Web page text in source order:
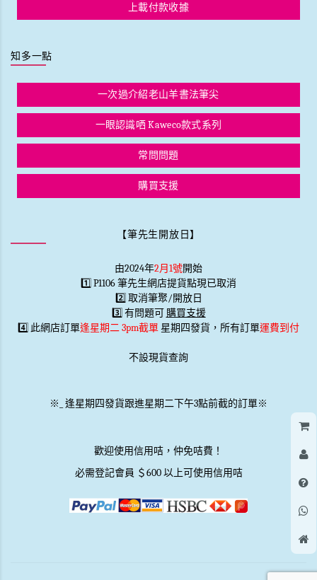
上載付款收據
知多一點
一次過介紹老山羊書法筆尖
一眼認識哂 Kaweco款式系列
常問問題
購買支援
【筆先生開放日】
由2024年2月1號開始
1️⃣ P1106 筆先生網店提貨點現已取消
2️⃣ 取消筆聚/開放日
3️⃣ 有問題可 購買支援
4️⃣ 此網店訂單逢星期二 3pm截單 星期四發貨，所有訂單運費到付
不設現貨查詢
※ 逢星期四發貨跟進星期二下午3點前截的訂單※
歡迎使用信用咭，仲免咭費！
必需登記會員 ＄600 以上可使用信用咭